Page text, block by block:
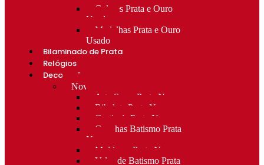
Colares Prata e Ouro
Usado
Medalhas Prata e Ouro
Usado
Bilaminado de Prata
Relógios
Decoração
Novo
Arte Sacra Prata Nova
Bibelots Prata Nova
Castiçais Prata Nova
Conchas Batismo Prata
Nova
Molduras Prata Nova
Velas de Batismo Prata